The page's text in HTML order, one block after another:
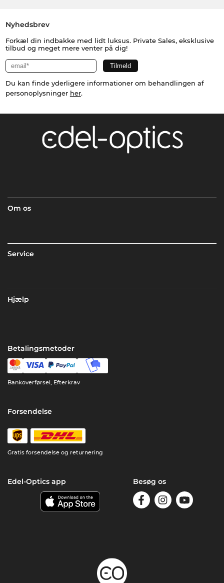
Nyhedsbrev
Forkæl din indbakke med lidt luksus. Private Sales, eksklusive
tilbud og meget mere venter på dig!
Du kan finde yderligere informationer om behandlingen af
personoplysninger her.
Om os
Service
Hjælp
Betalingsmetoder
Bankoverførsel, Efterkrav
Forsendelse
Gratis forsendelse og returnering
Edel-Optics app Besøg os